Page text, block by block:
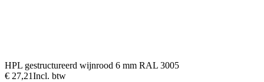
HPL gestructureerd wijnrood 6 mm RAL 3005
€ 27,21Incl. btw